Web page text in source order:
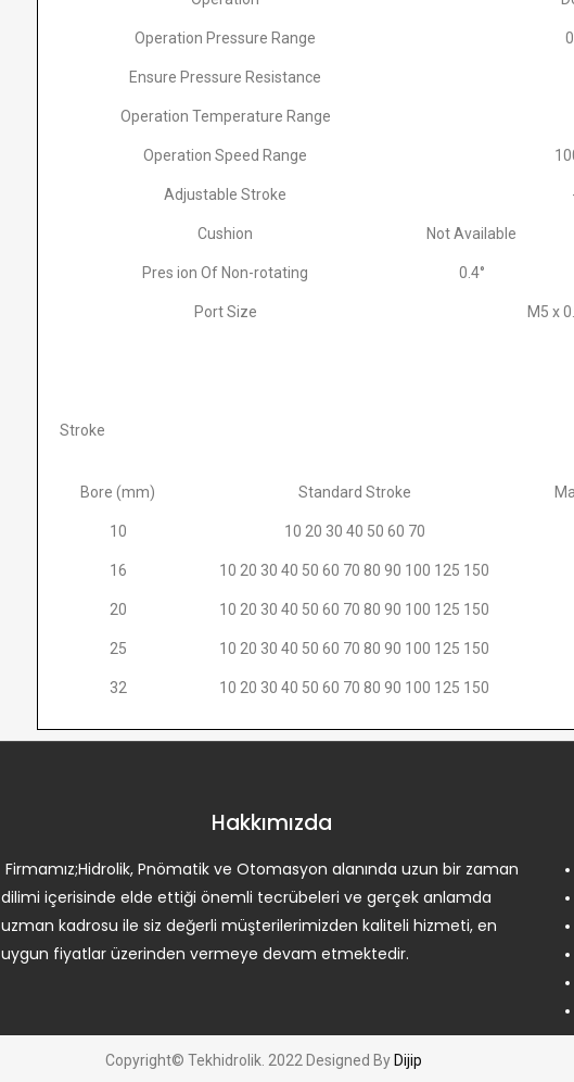
Operation Pressure Range
Ensure Pressure Resistance
Operation Temperature Range
Operation Speed Range
Adjustable Stroke
Cushion Not Available
Pres ion Of Non-rotating 0.4°
Port Size M5 x
Stroke
Bore (mm) Standard Stroke
10 10 20 30 40 50 60 70
16 10 20 30 40 50 60 70 80 90 100 125 150
20 10 20 30 40 50 60 70 80 90 100 125 150
25 10 20 30 40 50 60 70 80 90 100 125 150
32 10 20 30 40 50 60 70 80 90 100 125 150
Hakkımızda
Firmamız;Hidrolik, Pnömatik ve Otomasyon alanında uzun bir zaman
dilimi içerisinde elde ettiği önemli tecrübeleri ve gerçek anlamda
uzman kadrosu ile siz değerli müşterilerimizden kaliteli hizmeti, en
uygun fiyatlar üzerinden vermeye devam etmektedir.
Copyright© Tekhidrolik. 2022 Designed By Dijip